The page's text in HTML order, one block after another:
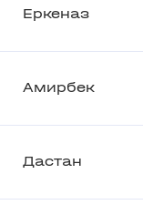
Еркеназ
Амирбек
Дастан